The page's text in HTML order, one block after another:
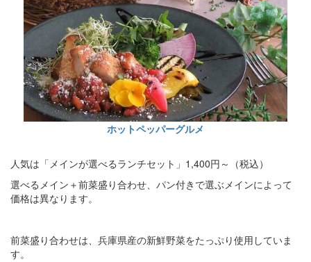
ホットペッパーグルメ
人気は「メインが選べるランチセット」1,400円～（税込）
選べるメイン＋前菜盛り合わせ、パン付きで選ぶメインによって
価格は異なります。
前菜盛り合わせは、兵庫県産の新鮮野菜をたっぷり使用していま
す。